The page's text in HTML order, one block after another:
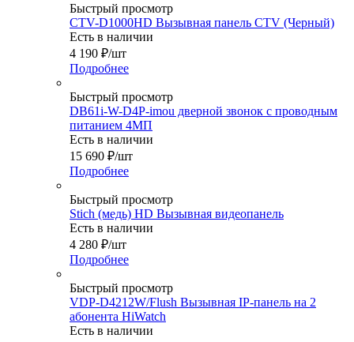
Быстрый просмотр
CTV-D1000HD Вызывная панель CTV (Черный)
Есть в наличии
4 190 ₽/шт
Подробнее
Быстрый просмотр
DB61i-W-D4P-imou дверной звонок с проводным
питанием 4МП
Есть в наличии
15 690 ₽/шт
Подробнее
Быстрый просмотр
Stich (медь) HD Вызывная видеопанель
Есть в наличии
4 280 ₽/шт
Подробнее
Быстрый просмотр
VDP-D4212W/Flush Вызывная IP-панель на 2
абонента HiWatch
Есть в наличии